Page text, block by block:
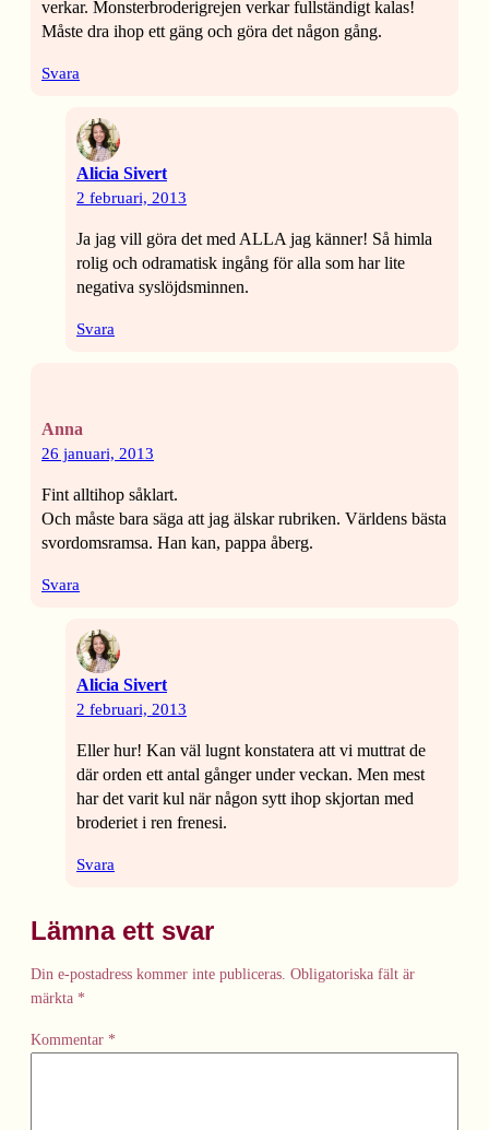
verkar. Monsterbroderigrejen verkar fullständigt kalas!
Måste dra ihop ett gäng och göra det någon gång.
Svara
Alicia Sivert
2 februari, 2013
Ja jag vill göra det med ALLA jag känner! Så himla
rolig och odramatisk ingång för alla som har lite
negativa syslöjdsminnen.
Svara
Anna
26 januari, 2013
Fint alltihop såklart.
Och måste bara säga att jag älskar rubriken. Världens bästa
svordomsramsa. Han kan, pappa åberg.
Svara
Alicia Sivert
2 februari, 2013
Eller hur! Kan väl lugnt konstatera att vi muttrat de
där orden ett antal gånger under veckan. Men mest
har det varit kul när någon sytt ihop skjortan med
broderiet i ren frenesi.
Svara
Lämna ett svar
Din e-postadress kommer inte publiceras. Obligatoriska fält är
märkta *
Kommentar *